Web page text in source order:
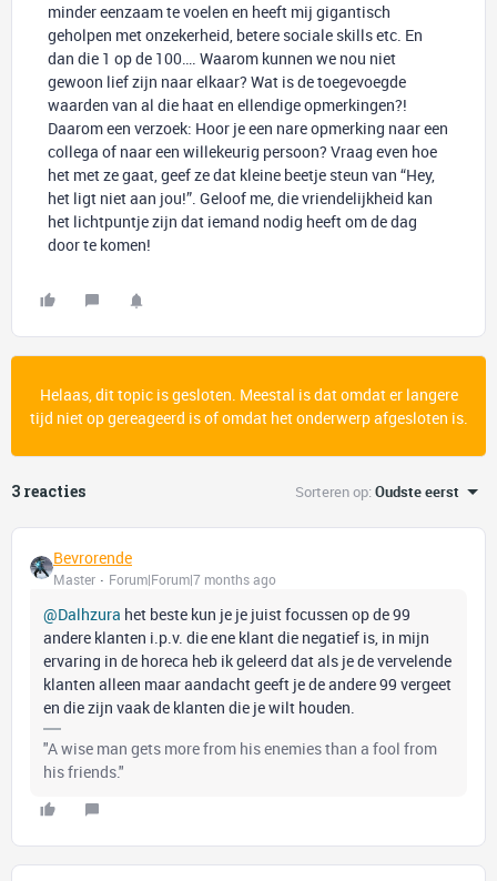
minder eenzaam te voelen en heeft mij gigantisch
geholpen met onzekerheid, betere sociale skills etc. En
dan die 1 op de 100…. Waarom kunnen we nou niet
gewoon lief zijn naar elkaar? Wat is de toegevoegde
waarden van al die haat en ellendige opmerkingen?!
Daarom een verzoek: Hoor je een nare opmerking naar een
collega of naar een willekeurig persoon? Vraag even hoe
het met ze gaat, geef ze dat kleine beetje steun van “Hey,
het ligt niet aan jou!”. Geloof me, die vriendelijkheid kan
het lichtpuntje zijn dat iemand nodig heeft om de dag
door te komen!
Helaas, dit topic is gesloten. Meestal is dat omdat er langere
tijd niet op gereageerd is of omdat het onderwerp afgesloten is.
3 reacties Sorteren op:Oudste eerst
Bevrorende
Master Forum|Forum|7 months ago
@Dalhzura het beste kun je je juist focussen op de 99
andere klanten i.p.v. die ene klant die negatief is, in mijn
ervaring in de horeca heb ik geleerd dat als je de vervelende
klanten alleen maar aandacht geeft je de andere 99 vergeet
en die zijn vaak de klanten die je wilt houden.
"A wise man gets more from his enemies than a fool from
his friends."